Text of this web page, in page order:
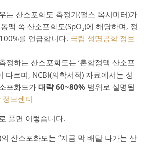
는 산소포화도 측정기(펄스 옥시미터)가
맥 쪽 산소포화도(SpO₂)에 해당하며, 정
를 언급합니다. 국립 생명공학 정보
정하는 산소포화도는 ‘혼합정맥 산소포
다르며, NCBI(의학서적) 자료에서는 성
포화도가 대략 60~80% 범위로 설명됩
보센터
풀면 이렇습니다.
산소포화도는 “지금 막 배달 나가는 산